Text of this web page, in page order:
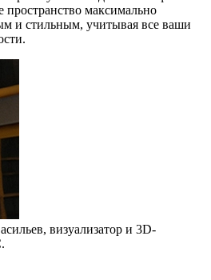
пространство максимально
и стильным, учитывая все ваши
визуализатор и 3D-